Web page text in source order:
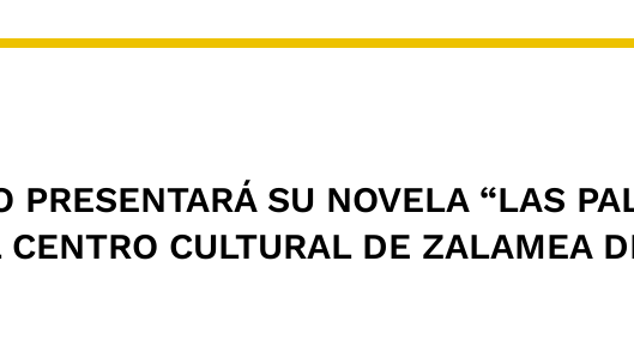
PRESENTARÁ SU NOVELA “LAS
CULTURAL DE ZALAMEA